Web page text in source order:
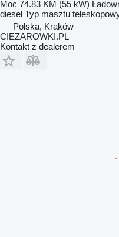
Moc 74.83 KM (55 kW)
diesel Typ masztu
Polska, Kraków
CIEZAROWKI.PL
Kontakt z dealerem